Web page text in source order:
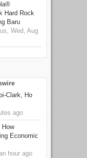
Hard Rock
Baru
Wed, Aug
Clark, Ho
ago
How
Economic
hour ago